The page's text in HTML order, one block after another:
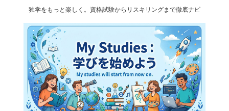
独学をもっと楽しく。資格試験からリスキリングまで徹底ナビ